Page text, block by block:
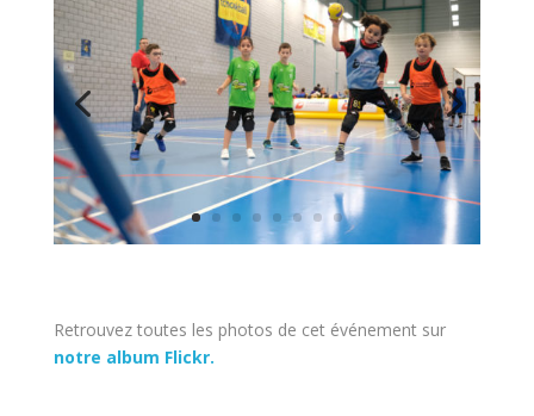
Retrouvez toutes les photos de cet événement sur
notre album Flickr.